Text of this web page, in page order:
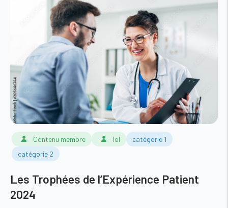
Contenu membre lol
catégorie 1
catégorie 2
Les Trophées de l’Expérience Patient
2024